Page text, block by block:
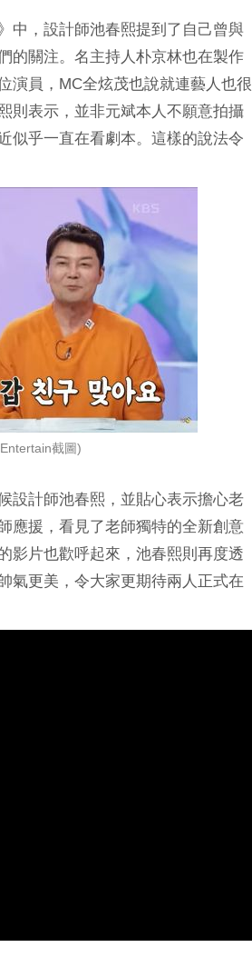
中，設計師池春熙提到了自己曾與
的關注。名主持人朴京林也在製作
演員，MC全炫茂也說就連藝人也很
則表示，並非元斌本人不願意拍攝
似乎一直在看劇本。這樣的說法令
截圖)
設計師池春熙，並貼心表示擔心老
應援，看見了老師獨特的全新創意
影片也歡呼起來，池春熙則再度透
氣更美，令大家更期待兩人正式在